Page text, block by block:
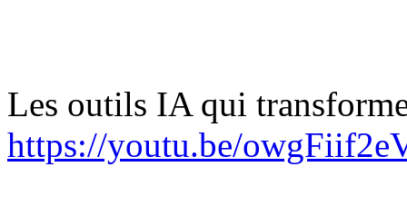
Les outils IA qui
https://youtu.be/